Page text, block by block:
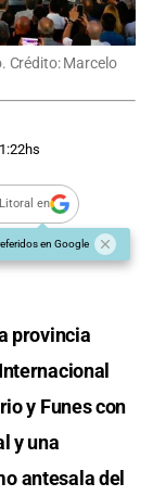
Crédito: Marcelo
1:22hs
en
en Google
provincia
y Funes con
y una
antesala del